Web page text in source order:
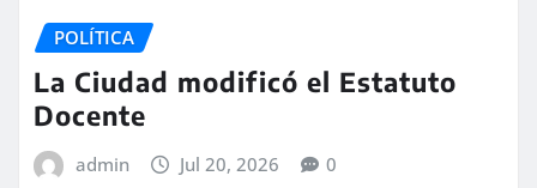
POLÍTICA
La Ciudad modificó el Estatuto
Docente
admin Jul 20, 2026 0